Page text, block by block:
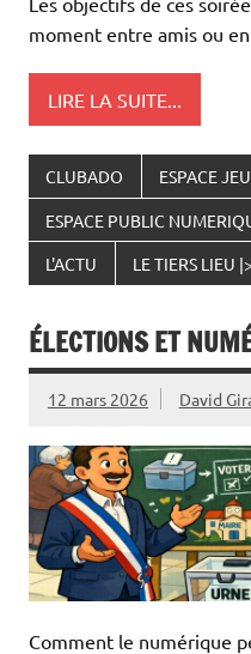
moment entre amis ou
LIRE LA SUITE...
CLUBADO ESPACE
ESPACE PUBLIC
L'ACTU LE TIERS LIEU
ÉLECTIONS ET
12 mars 2026 David
Comment le numérique